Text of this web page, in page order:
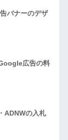
バナーのデザ
広告の料
ADNWの入札